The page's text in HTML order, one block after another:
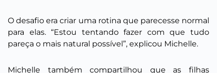
O desafio era criar uma rotina que parecesse normal
para elas. “Estou tentando fazer com que tudo
pareça o mais natural possível”, explicou Michelle.
Michelle também compartilhou que as filhas